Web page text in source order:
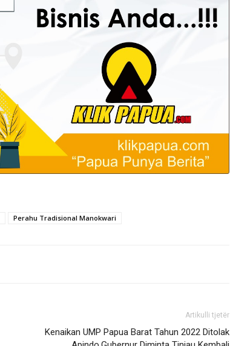
Perahu Tradisional Manokwari
Artikulli tjetër
Kenaikan UMP Papua Barat Tahun 2022 Ditolak